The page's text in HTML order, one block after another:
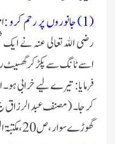
(1) جانوروں پر رحم کرو :
رضی الله تعالی عنہ نے ایک
اسے ٹانگ سے پکڑ کر گھسیٹ
فرمایا: تیرے لیے خرابی
گھوڑے سوار ،ص 20، مكتبۃ المدینہ)